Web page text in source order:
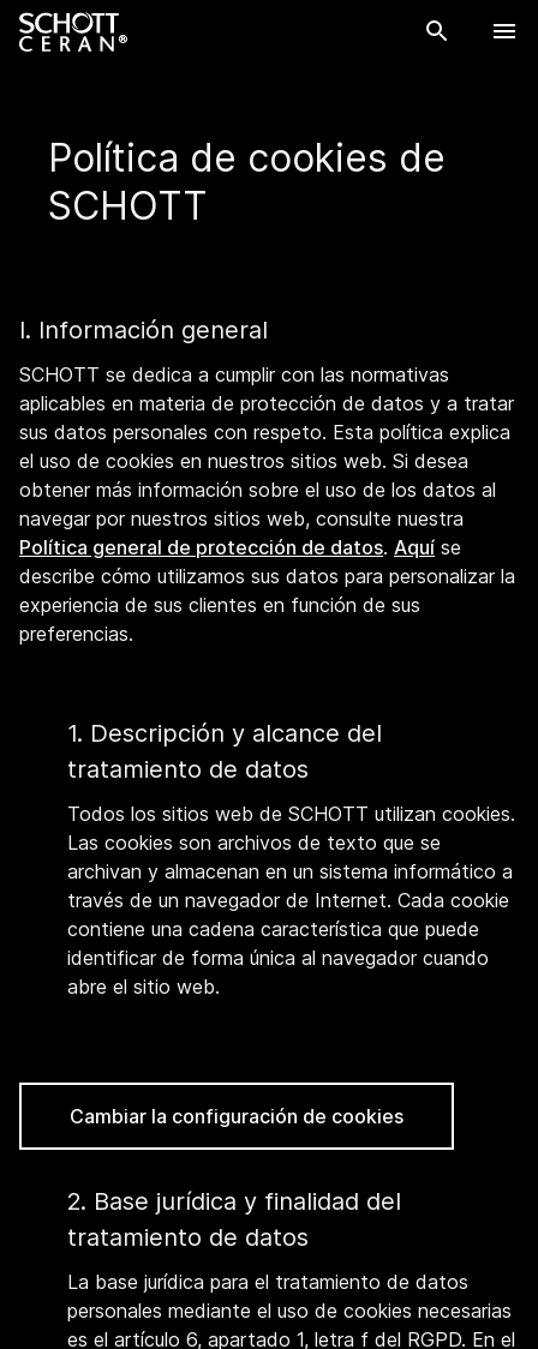
Política de cookies de
SCHOTT
I. Información general
SCHOTT se dedica a cumplir con las normativas
aplicables en materia de protección de datos y a tratar
sus datos personales con respeto. Esta política explica
el uso de cookies en nuestros sitios web. Si desea
obtener más información sobre el uso de los datos al
navegar por nuestros sitios web, consulte nuestra
Política general de protección de datos. Aquí se
describe cómo utilizamos sus datos para personalizar la
experiencia de sus clientes en función de sus
preferencias.
1. Descripción y alcance del
tratamiento de datos
Todos los sitios web de SCHOTT utilizan cookies.
Las cookies son archivos de texto que se
archivan y almacenan en un sistema informático a
través de un navegador de Internet. Cada cookie
contiene una cadena característica que puede
identificar de forma única al navegador cuando
abre el sitio web.
Cambiar la configuración de cookies
2. Base jurídica y finalidad del
tratamiento de datos
La base jurídica para el tratamiento de datos
personales mediante el uso de cookies necesarias
es el artículo 6, apartado 1, letra f del RGPD. En el